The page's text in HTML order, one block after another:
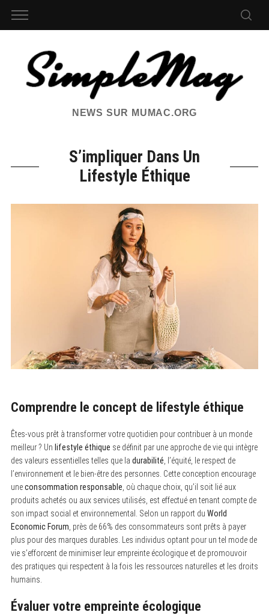
NEWS SUR MUMAC.ORG
S’impliquer Dans Un
Lifestyle Éthique
Comprendre le concept de lifestyle éthique
Êtes-vous prêt à transformer votre quotidien pour contribuer à un monde
meilleur ? Un lifestyle éthique se définit par une approche de vie qui intègre
des valeurs essentielles telles que la durabilité , l’équité, le respect de
l’environnement et le bien-être des personnes. Cette conception encourage
uneconsommation responsable , où chaque choix, qu’il soit lié aux
produits achetés ou aux services utilisés, est effectué en tenant compte de
son impact social et environnemental. Selon un rapport du World
Economic Forum , près de 66% des consommateurs sont prêts à payer
plus pour des marques durables. Les individus optant pour un tel mode de
vie s’efforcent de minimiser leur empreinte écologique et de promouvoir
des pratiques qui respectent à la fois les ressources naturelles et les droits
humains.
Évaluer votre empreinte écologique